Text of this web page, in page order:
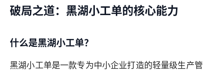
破局之道：黑湖小工单的核心能力
什么是黑湖小工单？
黑湖小工单是一款专为中小企业打造的轻量级生产管